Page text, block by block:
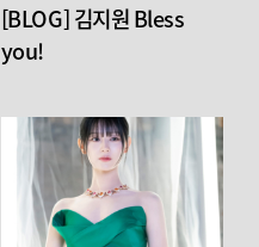
[BLOG] 김지원 Bless
you!